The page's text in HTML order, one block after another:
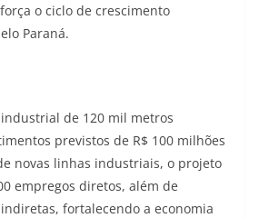
o ciclo de crescimento
Paraná.
de 120 mil metros
previstos de R$ 100 milhões
novas linhas industriais, o projeto
empregos diretos, além de
fortalecendo a economia